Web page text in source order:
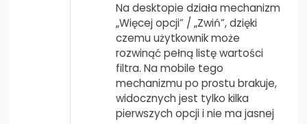
Na desktopie działa mechanizm
„Więcej opcji” / „Zwiń”, dzięki
czemu użytkownik może
rozwinąć pełną listę wartości
filtra. Na mobile tego
mechanizmu po prostu brakuje,
widocznych jest tylko kilka
pierwszych opcji i nie ma jasnej